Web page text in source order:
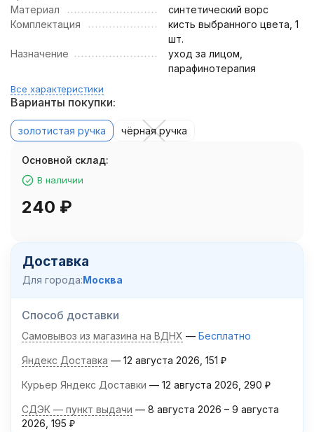
Материал
синтетический ворс
Комплектация
кисть выбранного цвета, 1
шт.
Назначение
уход за лицом,
парафинотерапия
Все характеристики
Варианты покупки:
золотистая ручка чёрная ручка
Основной склад:
В наличии
240 ₽
Доставка
Для города:Москва
Способ доставки
Самовывоз из магазина на ВДНХ Бесплатно
Яндекс Доставка 12 августа 2026 151 ₽
Курьер Яндекс Доставки 12 августа 2026 290 ₽
СДЭК — пункт выдачи 8 августа 2026 – 9 августа
2026 195 ₽